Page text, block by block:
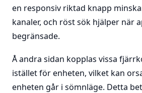
en responsiv riktad knapp
kanaler, och röst sök hjälper när
begränsade.
Å andra sidan kopplas vissa
istället för enheten, vilket kan
enheten går i sömnläge. Detta